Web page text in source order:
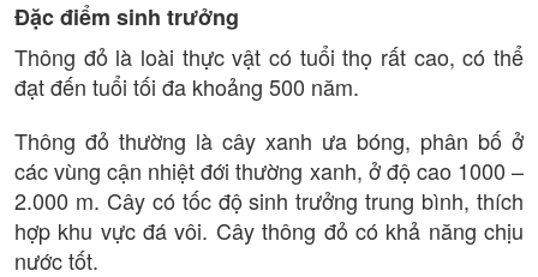
Đặc điểm sinh trưởng
Thông đỏ là loài thực vật có tuổi thọ rất cao, có thể
đạt đến tuổi tối đa khoảng 500 năm.
Thông đỏ thường là cây xanh ưa bóng, phân bố ở
các vùng cận nhiệt đới thường xanh, ở độ cao 1000 –
2.000 m. Cây có tốc độ sinh trưởng trung bình, thích
hợp khu vực đá vôi. Cây thông đỏ có khả năng chịu
nước tốt.